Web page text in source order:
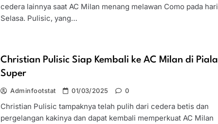
cedera lainnya saat AC Milan menang melawan Como pada hari
Selasa. Pulisic, yang…
Christian Pulisic Siap Kembali ke AC Milan di Piala
Super
Adminfootstat 01/03/2025 0
Christian Pulisic tampaknya telah pulih dari cedera betis dan
pergelangan kakinya dan dapat kembali memperkuat AC Milan